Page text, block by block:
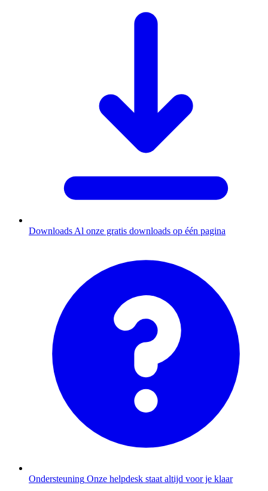
Downloads Al onze gratis downloads op één pagina
Ondersteuning Onze helpdesk staat altijd voor je klaar